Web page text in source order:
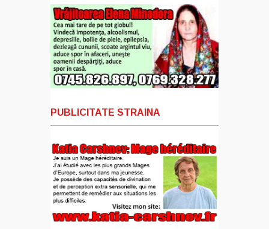
PUBLICITATE STRAINA